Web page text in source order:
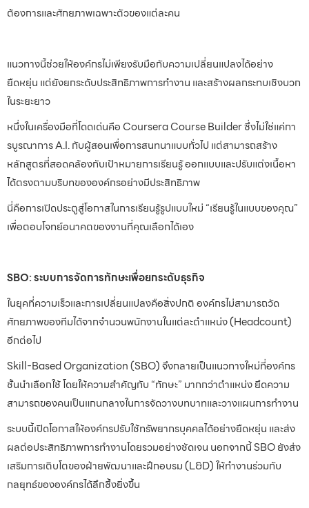
ต้องการและศักยภาพเฉพาะตัวของแต่ละคน
แนวทางนี้ช่วยให้องค์กรไม่เพียงรับมือกับความเปลี่ยนแปลงได้อย่าง
ยืดหยุ่น แต่ยังยกระดับประสิทธิภาพการทำงาน และสร้างผลกระทบเชิงบวก
ในระยะยาว
หนึ่งในเครื่องมือที่โดดเด่นคือ Coursera Course Builder ซึ่งไม่ใช่แค่กา
รบูรณาการ A.I. กับผู้สอนเพื่อการสนทนาแบบทั่วไป แต่สามารถสร้าง
หลักสูตรที่สอดคล้องกับเป้าหมายการเรียนรู้ ออกแบบและปรับแต่งเนื้อหา
ได้ตรงตามบริบทขององค์กรอย่างมีประสิทธิภาพ
นี่คือการเปิดประตูสู่โอกาสในการเรียนรู้รูปแบบใหม่ “เรียนรู้ในแบบของคุณ”
เพื่อตอบโจทย์อนาคตของงานที่คุณเลือกได้เอง
SBO: ระบบการจัดการทักษะเพื่อยกระดับธุรกิจ
ในยุคที่ความเร็วและการเปลี่ยนแปลงคือสิ่งปกติ องค์กรไม่สามารถวัด
ศักยภาพของทีมได้จากจำนวนพนักงานในแต่ละตำแหน่ง (Headcount)
อีกต่อไป
Skill-Based Organization (SBO) จึงกลายเป็นแนวทางใหม่ที่องค์กร
ชั้นนำเลือกใช้ โดยให้ความสำคัญกับ “ทักษะ” มากกว่าตำแหน่ง ยึดความ
สามารถของคนเป็นแกนกลางในการจัดวางบทบาทและวางแผนการทำงาน
ระบบนี้เปิดโอกาสให้องค์กรปรับใช้ทรัพยากรบุคคลได้อย่างยืดหยุ่น และส่ง
ผลต่อประสิทธิภาพการทำงานโดยรวมอย่างชัดเจน นอกจากนี้ SBO ยังส่ง
เสริมการเติบโตของฝ่ายพัฒนาและฝึกอบรม (L&D) ให้ทำงานร่วมกับ
กลยุทธ์ขององค์กรได้ลึกซึ้งยิ่งขึ้น